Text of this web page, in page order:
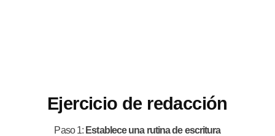
Ejercicio de redacción
Paso 1: Establece una rutina de escritura